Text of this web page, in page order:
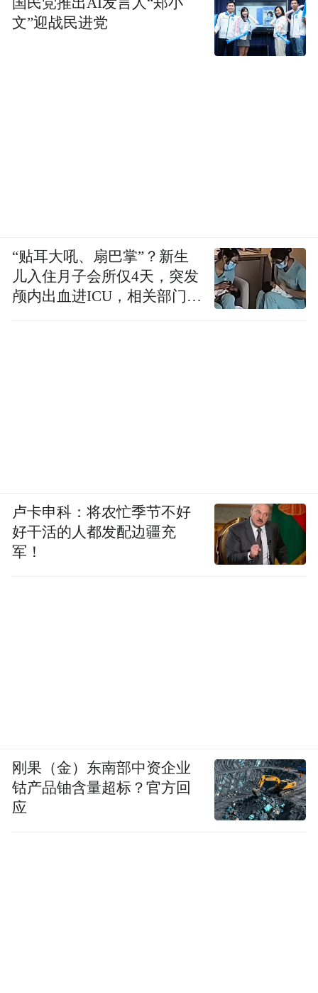
文”迎战民进党
“贴耳大吼、扇巴掌”？新生
儿入住月子会所仅4天，突发
颅内出血进ICU，相关部门已
卢卡申科：将农忙季节不好
好干活的人都发配边疆充
军！
刚果（金）东南部中资企业
钴产品铀含量超标？官方回
应